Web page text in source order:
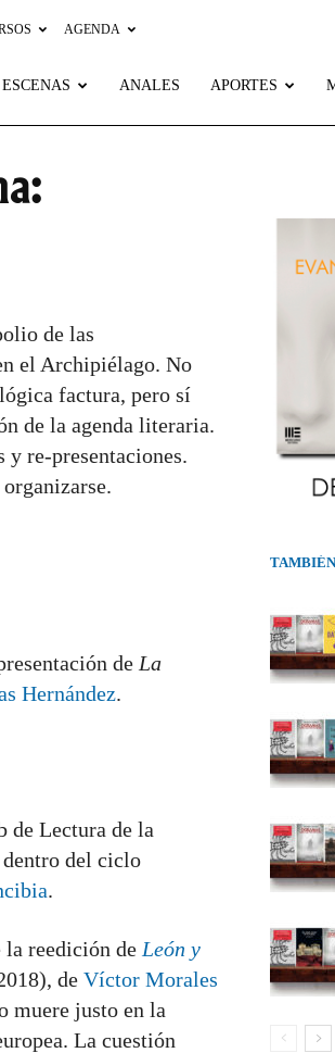
AGENDA
ESCENAS ANALES APORTES
de las
el Archipiélago. No
factura, pero sí
de la agenda literaria.
y re-presentaciones.
organizarse.
de La
Hernández.
de Lectura de la
dentro del ciclo
.
la reedición de León y
de Víctor Morales
muere justo en la
La cuestión